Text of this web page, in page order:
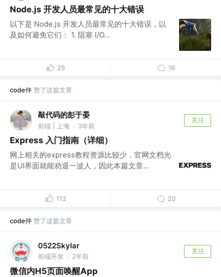
Node.js 开发人员最常见的十大错误
以下是 Node.js 开发人员最常见的十大错误，以
及如何避免它们： 1. 阻塞 I/O...
25 16
code仲 赞了这篇文章
敲代码的彭于晏
前端 | 上海 · 3年前
关注
Express 入门指南（详细）
网上相关的express教程资源比较少，官网文档光
是UI界面就能劝退一波人，因此本篇文章...
113 20
code仲 赞了这篇文章
0522Skylar
前端开发 · 2年前
关注
微信内H5页面唤醒App